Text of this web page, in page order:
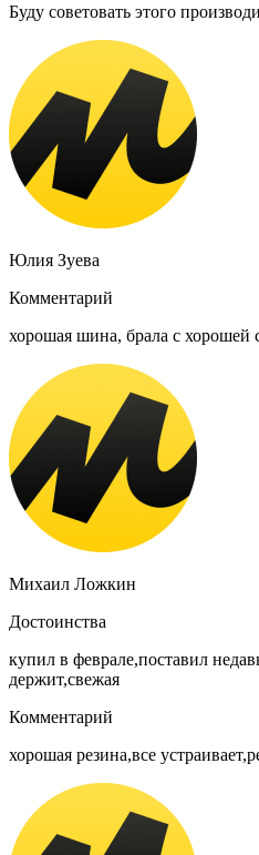
Буду советовать этого
Юлия Зуева
Комментарий
хорошая шина, брала с хорошей
Михаил Ложкин
Достоинства
купил в феврале,поставил
держит,свежая
Комментарий
хорошая резина,все